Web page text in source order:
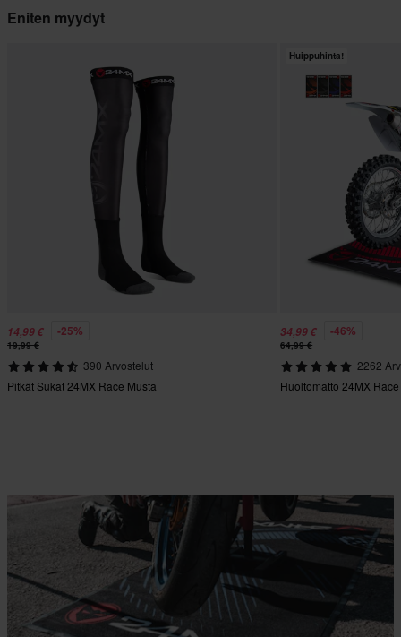
Eniten myydyt
14,99 € -25%
19,99 €
390 Arvostelut
Pitkät Sukat 24MX Race Musta
Huippuhinta!
34,99 € -46%
64,99 €
2262
Huoltomatto 24MX